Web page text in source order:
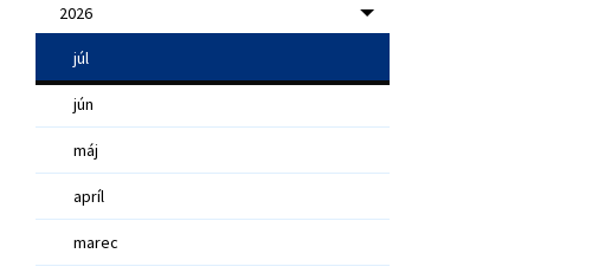
2026
júl
jún
máj
apríl
marec